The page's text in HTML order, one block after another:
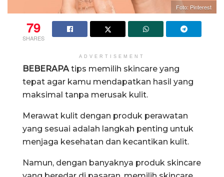
Foto: Pinterest
79
SHARES
ADVERTISEMENT
BEBERAPA tips memilih skincare yang
tepat agar kamu mendapatkan hasil yang
maksimal tanpa merusak kulit.
Merawat kulit dengan produk perawatan
yang sesuai adalah langkah penting untuk
menjaga kesehatan dan kecantikan kulit.
Namun, dengan banyaknya produk skincare